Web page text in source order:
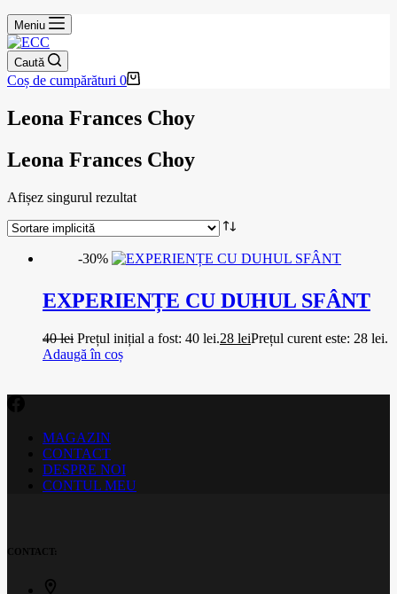
Meniu
Caută
Coș de cumpărături 0
Leona Frances Choy
Leona Frances Choy
Afișez singurul rezultat
-30%
EXPERIENȚE CU DUHUL SFÂNT
40lei Prețul inițial a fost: 40 lei.28 leiPrețul curent este: 28 lei.
Adaugă în coș
MAGAZIN
CONTACT
DESPRE NOI
CONTUL MEU
CONTACT: